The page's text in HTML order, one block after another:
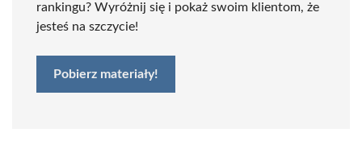
rankingu? Wyróżnij się i pokaż swoim klientom, że
jesteś na szczycie!
Pobierz materiały!